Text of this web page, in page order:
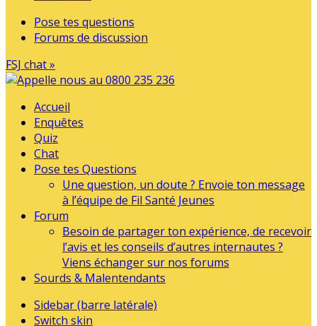
Pose tes questions
Forums de discussion
FSJ chat »
Accueil
Enquêtes
Quiz
Chat
Pose tes Questions
Une question, un doute ? Envoie ton message
à l’équipe de Fil Santé Jeunes
Forum
Besoin de partager ton expérience, de recevoir
l’avis et les conseils d’autres internautes ?
Viens échanger sur nos forums
Sourds & Malentendants
Sidebar (barre latérale)
Switch skin